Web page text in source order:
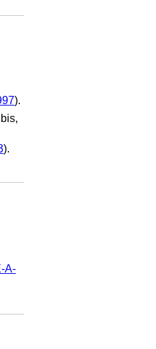
).
).
A-